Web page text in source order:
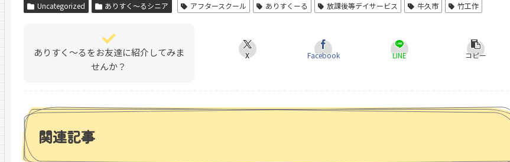
Uncategorized ありすく～るシニア アフタースクール ありすくーる 放課後等デイサービス 牛久市 竹工作
ありすく～るをお友達に紹介してみま
せんか？
X Facebook LINE コピー
関連記事